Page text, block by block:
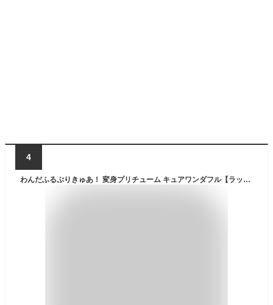
4
わんだふるぷりきゅあ！ 変身プリチューム キュアワンダフル【ラッピング対象外】 玩具 かわいい 犬 猫 動物 プリキュア ヒーロー ピンク 変身 最新 おもちゃ こども 子供 女の子 3歳